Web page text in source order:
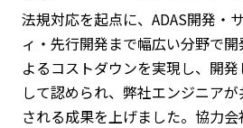
法規対応を起点に、ADAS開発・
ィ・先行開発まで幅広い分野で
よるコストダウンを実現し、開
して認められ、弊社エンジニア
される成果を上げました。協力